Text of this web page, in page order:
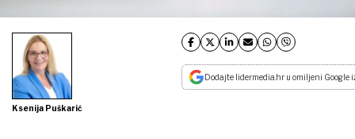
Ksenija Puškarić
Dodajte lidermedia.hr u omiljeni Google